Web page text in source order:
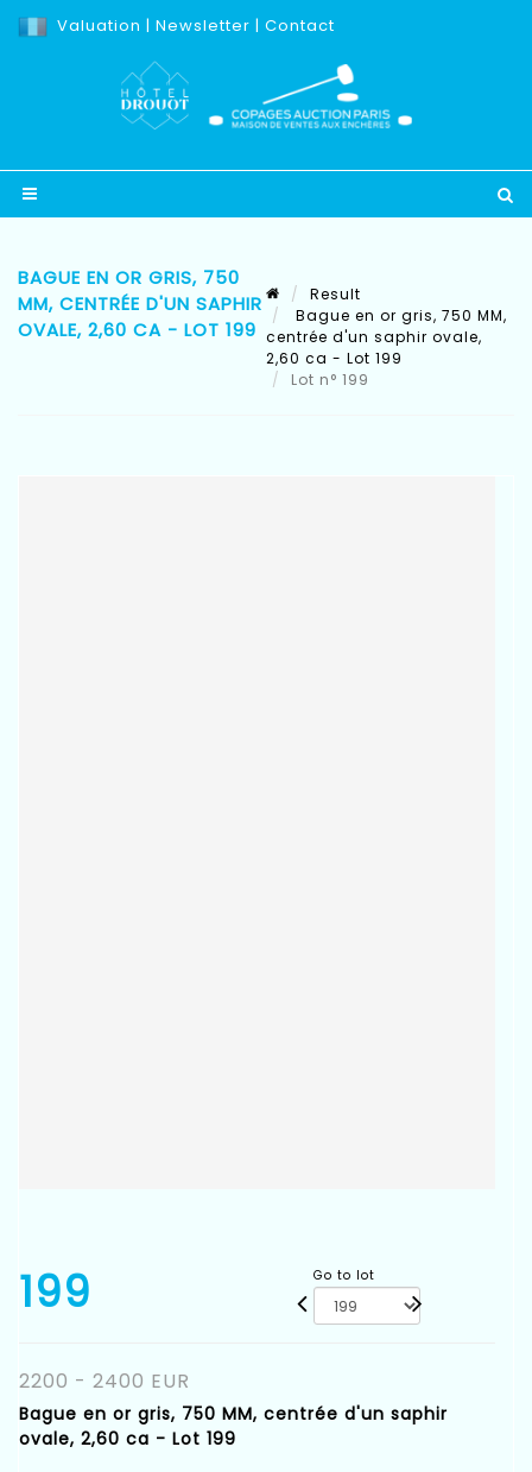
Valuation | Newsletter | Contact
BAGUE EN OR GRIS, 750
MM, CENTRÉE D'UN SAPHIR
OVALE, 2,60 CA - LOT 199
Result
Bague en or gris, 750 MM,
centrée d'un saphir ovale,
2,60 ca - Lot 199
Lot n° 199
199 Go to lot
2200 - 2400 EUR
Bague en or gris, 750 MM, centrée d'un saphir
ovale, 2,60 ca - Lot 199